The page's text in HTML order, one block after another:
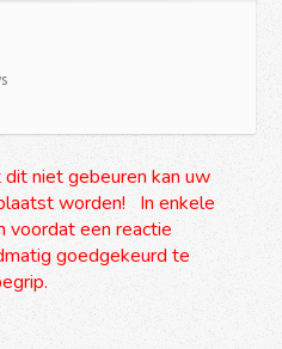
niet gebeuren kan uw
worden! In enkele
voordat een reactie
goedgekeurd te